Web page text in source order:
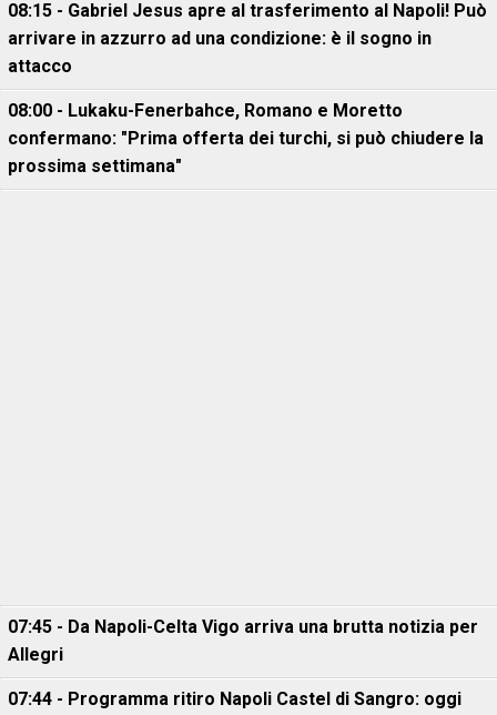
08:15 - Gabriel Jesus apre al trasferimento al Napoli! Può
arrivare in azzurro ad una condizione: è il sogno in
attacco
08:00 - Lukaku-Fenerbahce, Romano e Moretto
confermano: "Prima offerta dei turchi, si può chiudere la
prossima settimana"
07:45 - Da Napoli-Celta Vigo arriva una brutta notizia per
Allegri
07:44 - Programma ritiro Napoli Castel di Sangro: oggi